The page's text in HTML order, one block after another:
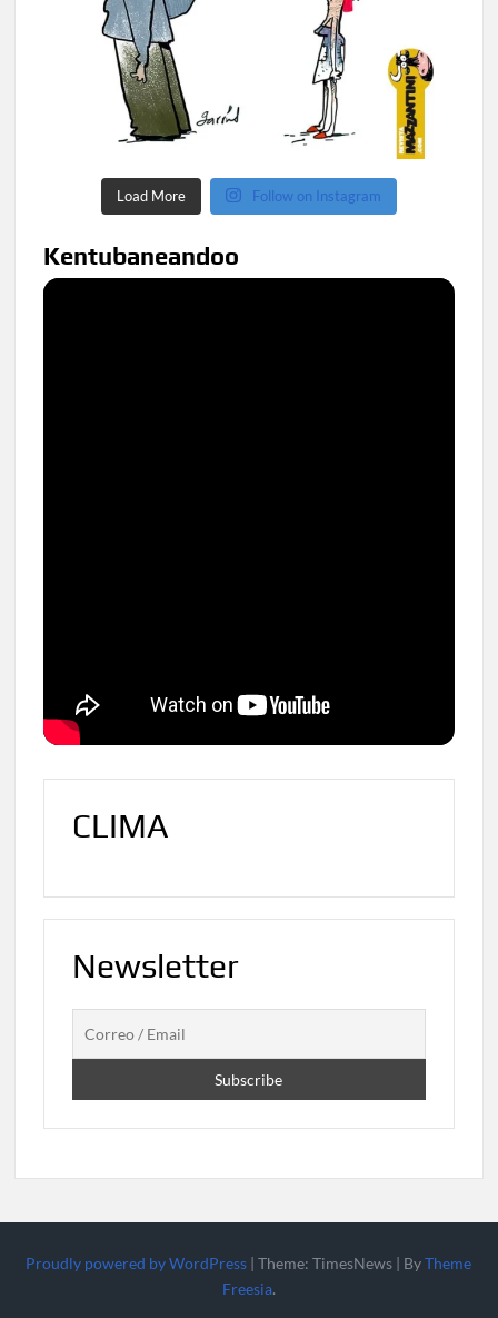
Load More Follow on Instagram
Kentubaneandoo
CLIMA
Newsletter
Proudly powered by WordPress |Theme: TimesNews | ByTheme
Freesia.